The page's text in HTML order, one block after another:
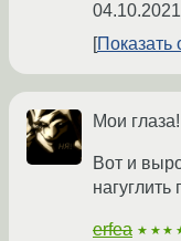
Показать
Мои
Вот и
нагуглить
erfea